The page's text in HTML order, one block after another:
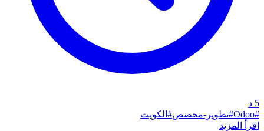
5 د
#
Odoo
#تطوير-مخصص# الكويت
اقرأ المزيد